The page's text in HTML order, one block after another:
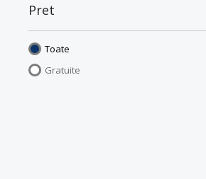
Pret
Toate
Gratuite